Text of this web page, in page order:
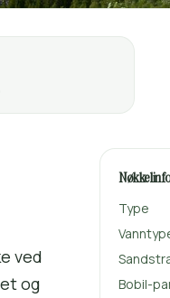
ved
og
Type
Bobil-